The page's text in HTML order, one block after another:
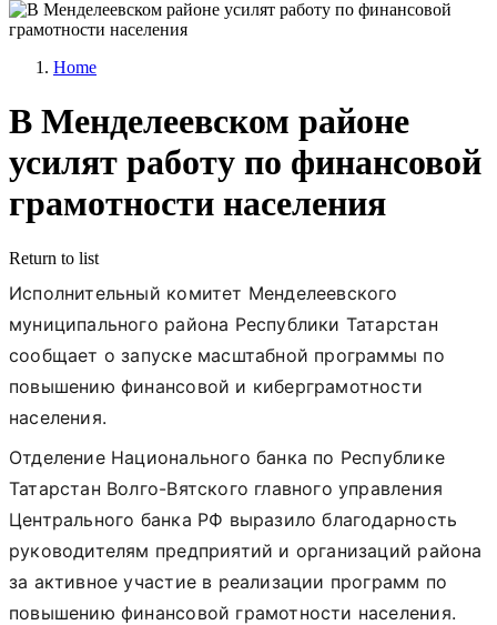
Home
В Менделеевском районе
усилят работу по финансовой
грамотности населения
Return to list
Исполнительный комитет Менделеевского
муниципального района Республики Татарстан
сообщает о запуске масштабной программы по
повышению финансовой и киберграмотности
населения.
Отделение Национального банка по Республике
Татарстан Волго-Вятского главного управления
Центрального банка РФ выразило благодарность
руководителям предприятий и организаций района
за активное участие в реализации программ по
повышению финансовой грамотности населения.